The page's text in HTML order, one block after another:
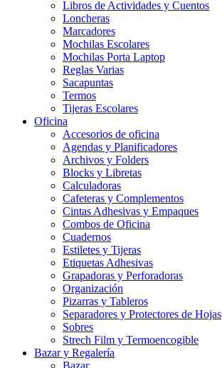
Libros de Actividades y Cuentos
Loncheras
Marcadores
Mochilas Escolares
Mochilas Porta Laptop
Reglas Varias
Sacapuntas
Termos
Tijeras Escolares
Oficina
Accesorios de oficina
Agendas y Planificadores
Archivos y Folders
Blocks y Libretas
Calculadoras
Cafeteras y Complementos
Cintas Adhesivas y Empaques
Combos de Oficina
Cuadernos
Estiletes y Tijeras
Etiquetas Adhesivas
Grapadoras y Perforadoras
Organización
Pizarras y Tableros
Separadores y Protectores de Hojas
Sobres
Strech Film y Termoencogible
Bazar y Regalería
Bazar